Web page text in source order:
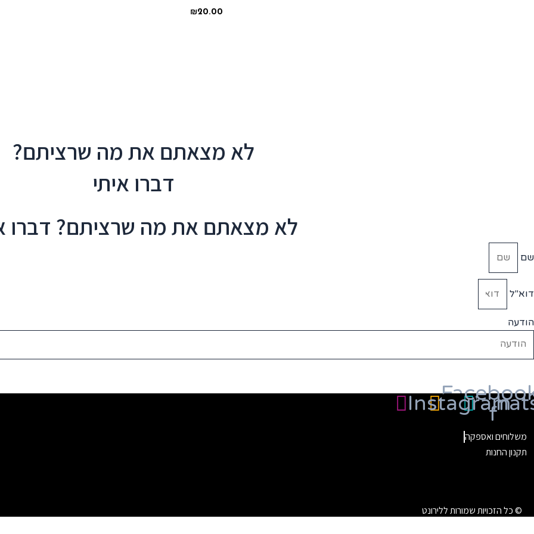
₪20.00
לא מצאתם את מה שרציתם?
דברו איתי
לא מצאתם את מה שרציתם? דברו
שם
דוא"ל
הודעה
f
Instagram
משלוחים ואספקה
תקנון החנות
© כל הזכויות שמורות ללירונט